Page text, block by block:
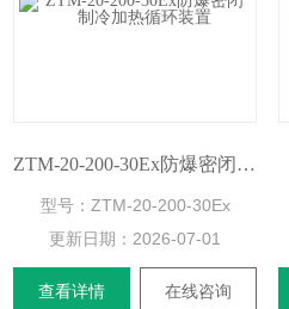
ZTM-20-200-30Ex防爆密闭制冷加热循环装置
型号：ZTM-20-200-30Ex
更新日期： 2026-07-01
查看详情 在线咨询